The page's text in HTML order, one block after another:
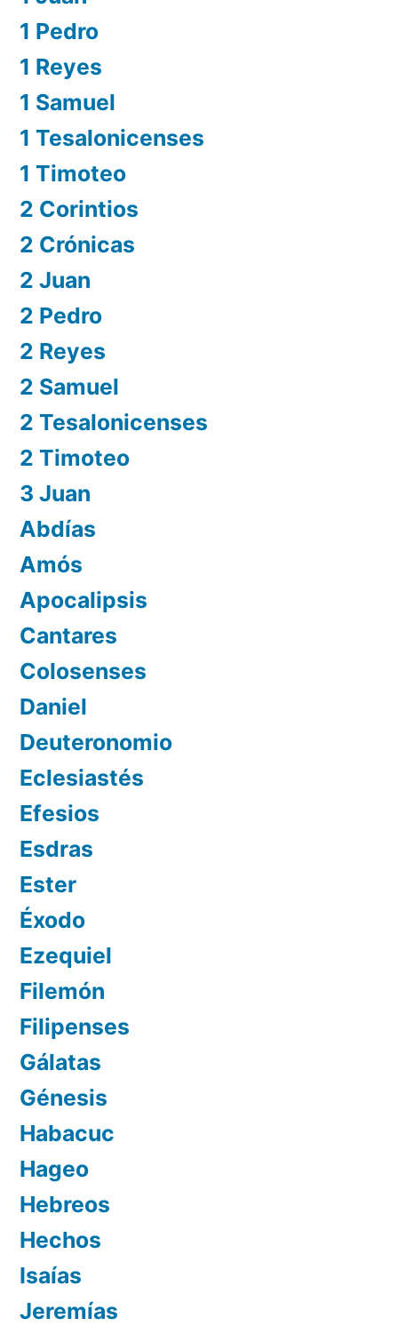
1 Pedro
1 Reyes
1 Samuel
1 Tesalonicenses
1 Timoteo
2 Corintios
2 Crónicas
2 Juan
2 Pedro
2 Reyes
2 Samuel
2 Tesalonicenses
2 Timoteo
3 Juan
Abdías
Amós
Apocalipsis
Cantares
Colosenses
Daniel
Deuteronomio
Eclesiastés
Efesios
Esdras
Ester
Éxodo
Ezequiel
Filemón
Filipenses
Gálatas
Génesis
Habacuc
Hageo
Hebreos
Hechos
Isaías
Jeremías